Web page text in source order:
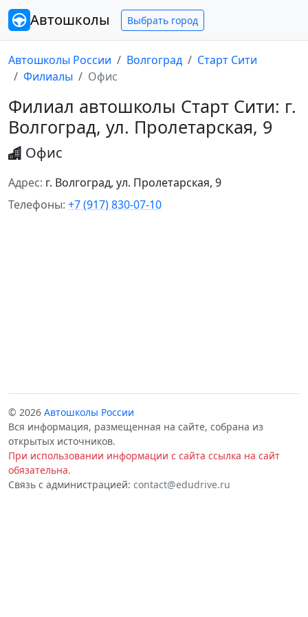
Автошколы Выбрать город
Автошколы России Волгоград
Старт Сити
Филиалы
Офис
Филиал автошколы Старт Сити: г.
Волгоград, ул. Пролетарская, 9
Офис
Адрес: г. Волгоград, ул. Пролетарская, 9
Телефоны: +7 (917) 830-07-10
© 2026 Автошколы России
Вся информация, размещенная на сайте, собрана из
открытых источников.
При использовании информации с сайта ссылка на сайт
обязательна.
Связь с администрацией: contact@edudrive.ru